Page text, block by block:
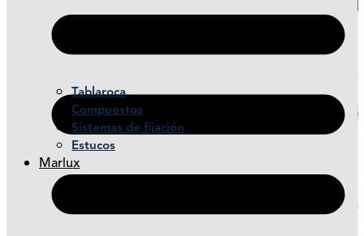
Tablaroca
Compuestos
Sistemas de fijación
Estucos
Marlux